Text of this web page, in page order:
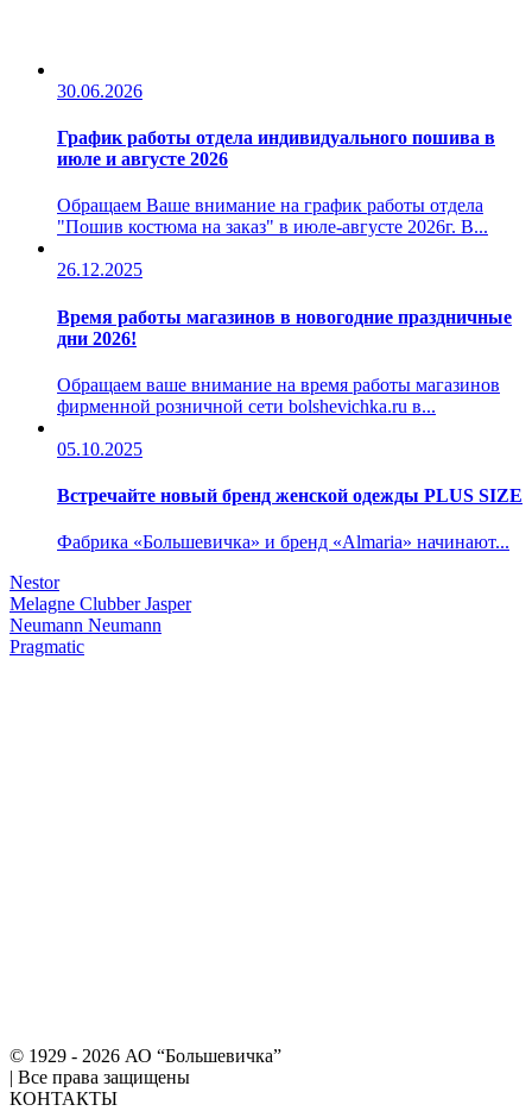
30.06.2026
График работы отдела индивидуального пошива в
июле и августе 2026
Обращаем Ваше внимание на график работы отдела
"Пошив костюма на заказ" в июле-августе 2026г. В...
26.12.2025
Время работы магазинов в новогодние праздничные
дни 2026!
Обращаем ваше внимание на время работы магазинов
фирменной розничной сети bolshevichka.ru в...
05.10.2025
Встречайте новый бренд женской одежды PLUS SIZE
Фабрика «Большевичка» и бренд «Almaria» начинают...
Nestor
Melagne Clubber Jasper
Neumann Neumann
Pragmatic
© 1929 - 2026 АО “Большевичка”
Все права защищены
КОНТАКТЫ